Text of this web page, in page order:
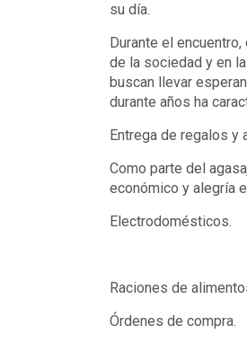
su día.
Durante el
de la sociedad y en
buscan llevar
durante años ha
Entrega de regalos y
Como parte del
económico y alegría
Electrodomésticos.
Raciones de
Órdenes de compra.